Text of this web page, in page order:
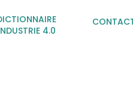
4.0